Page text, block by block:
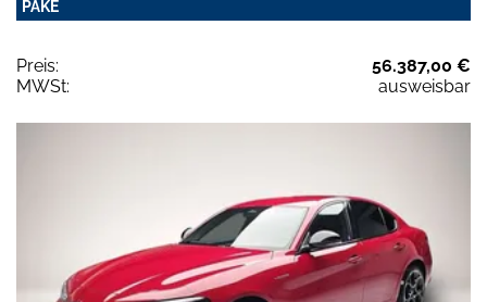
PAKE
Preis:
56.387,00 €
MWSt:
ausweisbar